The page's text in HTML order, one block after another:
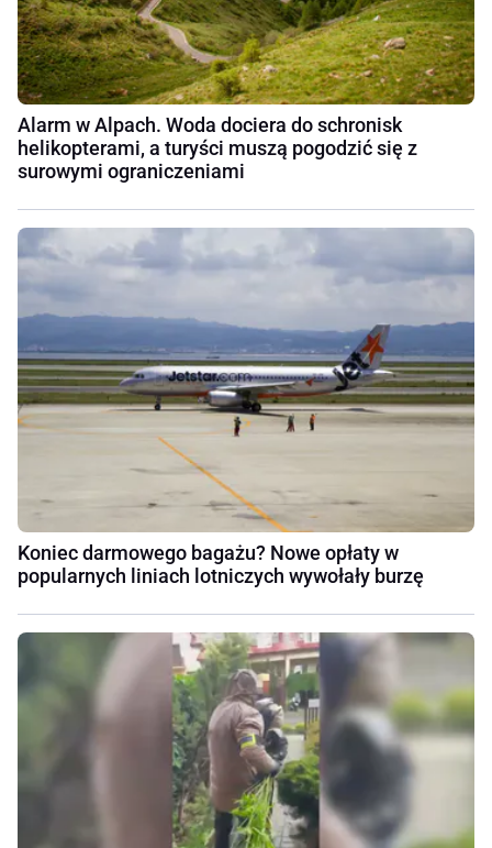
Alarm w Alpach. Woda dociera do schronisk
helikopterami, a turyści muszą pogodzić się z
surowymi ograniczeniami
Koniec darmowego bagażu? Nowe opłaty w
popularnych liniach lotniczych wywołały burzę